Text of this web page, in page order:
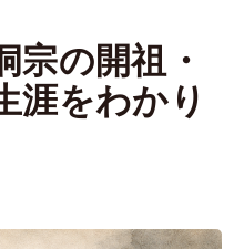
宗の開祖・
涯をわかり